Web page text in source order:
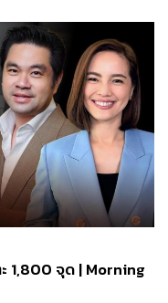
1,800 จุด | Morning